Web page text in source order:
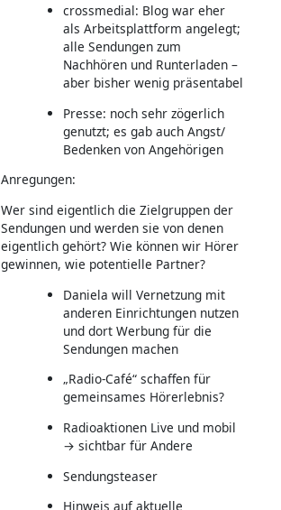
crossmedial: Blog war eher
als Arbeitsplattform angelegt;
alle Sendungen zum
Nachhören und Runterladen –
aber bisher wenig präsentabel
Presse: noch sehr zögerlich
genutzt; es gab auch Angst/
Bedenken von Angehörigen
Anregungen:
Wer sind eigentlich die Zielgruppen der
Sendungen und werden sie von denen
eigentlich gehört? Wie können wir Hörer
gewinnen, wie potentielle Partner?
Daniela will Vernetzung mit
anderen Einrichtungen nutzen
und dort Werbung für die
Sendungen machen
„Radio-Café“ schaffen für
gemeinsames Hörerlebnis?
Radioaktionen Live und mobil
→ sichtbar für Andere
Sendungsteaser
Hinweis auf aktuelle